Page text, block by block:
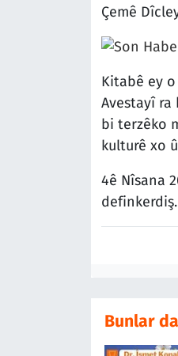
Çemê
Kitabê ey o
Avestayî ra
bi terzêko
kulturê xo
4ê Nîsana
definkerdiş.
Bunlar